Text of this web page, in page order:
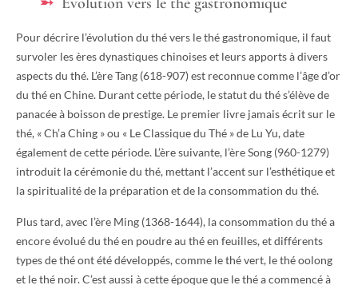
Pour décrire l’évolution du thé vers le thé gastronomique, il faut
survoler les ères dynastiques chinoises et leurs apports à divers
aspects du thé. L’ère Tang (618-907) est reconnue comme l’âge d’or
du thé en Chine. Durant cette période, le statut du thé s’élève de
panacée à boisson de prestige. Le premier livre jamais écrit sur le
thé, « Ch’a Ching » ou « Le Classique du Thé » de Lu Yu, date
également de cette période. L’ère suivante, l’ère Song (960-1279)
introduit la cérémonie du thé, mettant l’accent sur l’esthétique et
la spiritualité de la préparation et de la consommation du thé.
Plus tard, avec l’ère Ming (1368-1644), la consommation du thé a
encore évolué du thé en poudre au thé en feuilles, et différents
types de thé ont été développés, comme le thé vert, le thé oolong
et le thé noir. C’est aussi à cette époque que le thé a commencé à